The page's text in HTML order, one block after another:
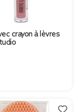
crayon à lèvres